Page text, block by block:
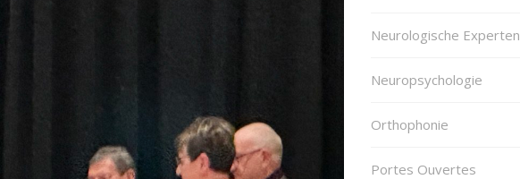
Neurologische Experten
Neuropsychologie
Orthophonie
Portes Ouvertes